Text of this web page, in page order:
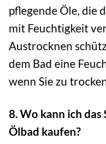
pflegende Öle, die
mit Feuchtigkeit
Austrocknen
dem Bad eine
wenn Sie zu
8. Wo kann ich
Ölbad kaufen?